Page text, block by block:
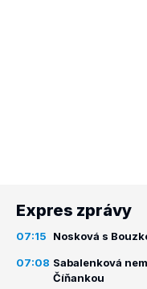
Expres zprávy
07:15 Nosková s
07:08 Sabalenková
Číňankou